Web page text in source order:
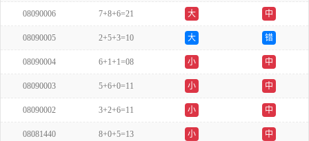
08090006 7+8+6=21 大 中
08090005 2+5+3=10 大 错
08090004 6+1+1=08 小 中
08090003 5+6+0=11 小 中
08090002 3+2+6=11 小 中
08081440 8+0+5=13 小 中